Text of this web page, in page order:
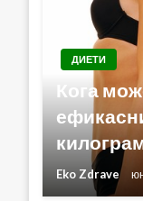
ДИЕТИ
Кога
Eko Zdrave